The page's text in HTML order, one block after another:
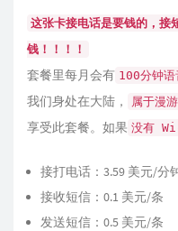
这张卡接电话是要钱的，接
钱！！！！
套餐里每月会有 100分钟语
我们身处在大陆，
属于漫游
享受此套餐。如果 没有
接打电话：3.59 美元/分
接收短信：0.1 美元/条
发送短信：0.5 美元/条